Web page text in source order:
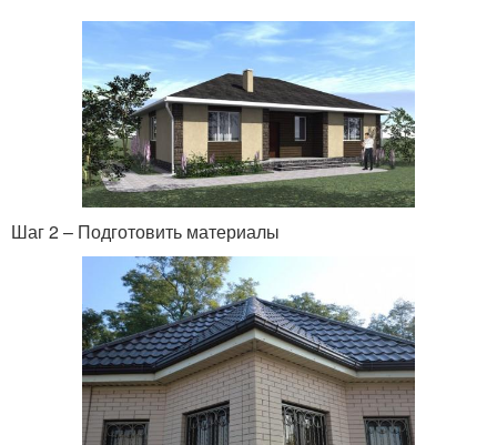
Шаг 2 – Подготовить материалы